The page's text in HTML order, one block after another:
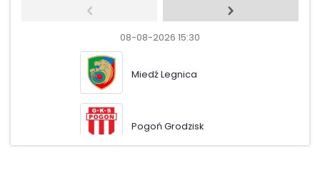
08-08-2026 15:30
Miedź Legnica
Pogoń Grodzisk